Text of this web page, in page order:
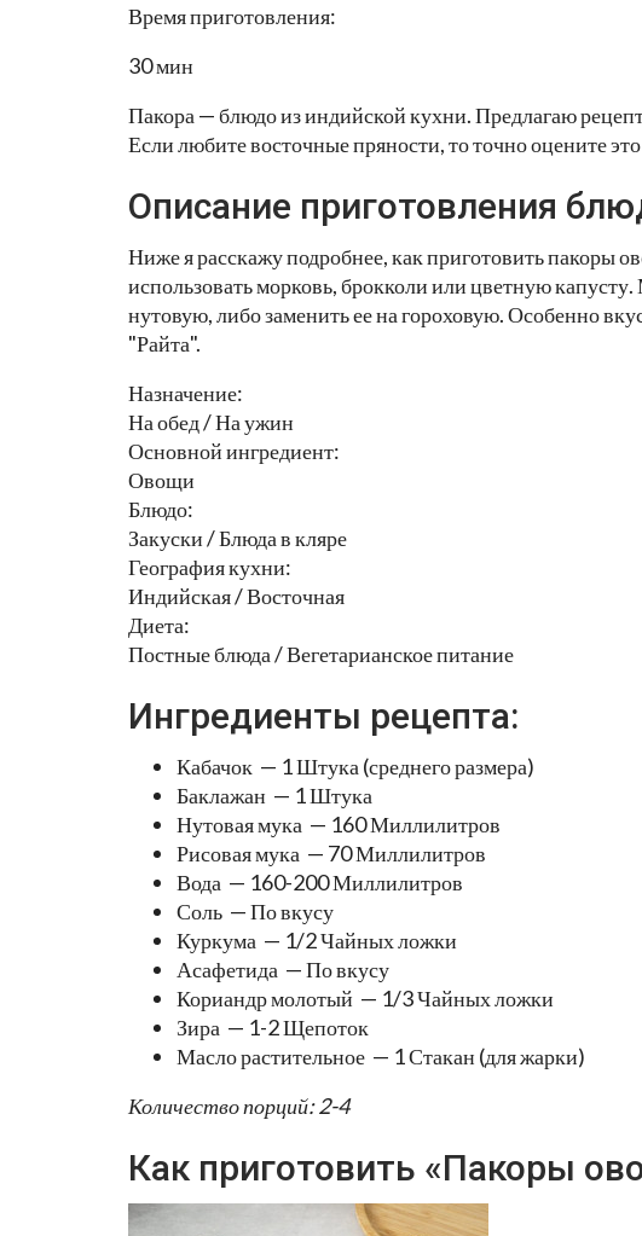
Время приготовления:
30 мин
Пакора — блюдо из индийской кухни. Предлагаю
Если любите восточные пряности, то точно оцените
Описание приготовления
Ниже я расскажу подробнее, как приготовить пакоры
использовать морковь, брокколи или цветную
нутовую, либо заменить ее на гороховую. Особенно
"Райта".
Назначение:
На обед / На ужин
Основной ингредиент:
Овощи
Блюдо:
Закуски / Блюда в кляре
География кухни:
Индийская / Восточная
Диета:
Постные блюда / Вегетарианское питание
Ингредиенты рецепта:
Кабачок — 1 Штука (среднего размера)
Баклажан — 1 Штука
Нутовая мука — 160 Миллилитров
Рисовая мука — 70 Миллилитров
Вода — 160-200 Миллилитров
Соль — По вкусу
Куркума — 1/2 Чайных ложки
Асафетида — По вкусу
Кориандр молотый — 1/3 Чайных ложки
Зира — 1-2 Щепоток
Масло растительное — 1 Стакан (для жарки)
Количество порций: 2-4
Как приготовить «Пакоры